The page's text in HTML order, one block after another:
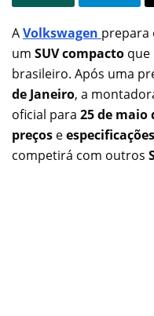
AVolkswagen prepara
um SUV compacto
brasileiro. Após uma
de Janeiro, a
oficial para 25 de maio
preços eespecificações
competirá com outros